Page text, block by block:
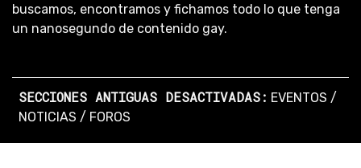
buscamos, encontramos y fichamos todo lo que tenga
un nanosegundo de contenido gay.
SECCIONES ANTIGUAS DESACTIVADAS: EVENTOS /
NOTICIAS / FOROS